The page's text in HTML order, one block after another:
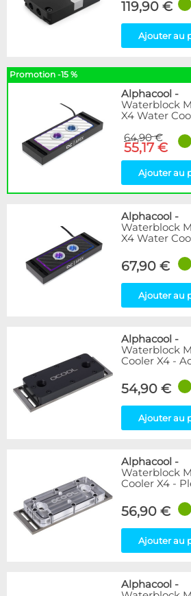
119,90 €
Ajouter au
Promotion -15 %
Alphacool -
Waterblock
X4 Water
64,90 €
55,17 €
Ajouter au
Alphacool -
Waterblock
X4 Water
67,90 €
Ajouter au
Alphacool -
Waterblock
Cooler X4 -
54,90 €
Ajouter au
Alphacool -
Waterblock
Cooler X4 -
56,90 €
Ajouter au
Alphacool -